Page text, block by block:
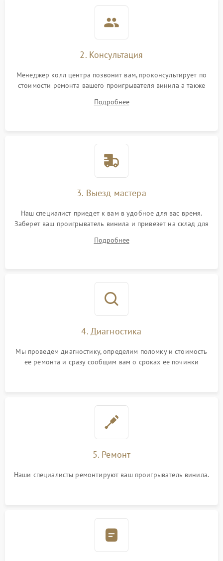
2. Консультация
Менеджер колл центра позвонит вам, проконсультирует по
стоимости ремонта вашего проигрывателя винила а также
Подробнее
3. Выезд мастера
Наш специалист приедет к вам в удобное для вас время.
Заберет ваш проигрыватель винила и привезет на склад для
Подробнее
4. Диагностика
Мы проведем диагностику, определим поломку и стоимость
ее ремонта и сразу сообщим вам о сроках ее починки
5. Ремонт
Наши специалисты ремонтируют ваш проигрыватель винила.